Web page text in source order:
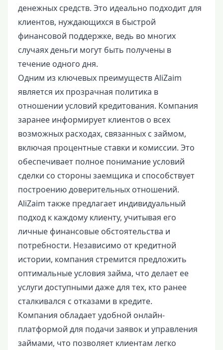
денежных средств. Это идеально подходит для
клиентов, нуждающихся в быстрой
финансовой поддержке, ведь во многих
случаях деньги могут быть получены в
течение одного дня.
Одним из ключевых преимуществ AliZaim
является их прозрачная политика в
отношении условий кредитования. Компания
заранее информирует клиентов о всех
возможных расходах, связанных с займом,
включая процентные ставки и комиссии. Это
обеспечивает полное понимание условий
сделки со стороны заемщика и способствует
построению доверительных отношений.
AliZaim также предлагает индивидуальный
подход к каждому клиенту, учитывая его
личные финансовые обстоятельства и
потребности. Независимо от кредитной
истории, компания стремится предложить
оптимальные условия займа, что делает ее
услуги доступными даже для тех, кто ранее
сталкивался с отказами в кредите.
Компания обладает удобной онлайн-
платформой для подачи заявок и управления
займами, что позволяет клиентам легко